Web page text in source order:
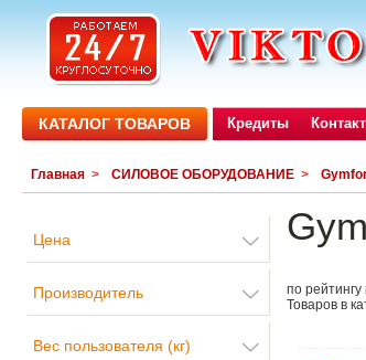
КАТАЛОГ ТОВАРОВ Кредиты
Главная > СИЛОВОЕ ОБОРУДОВАНИЕ >
Цена
Производитель
Вес пользователя (кг)
по рейтингу
Товаров в